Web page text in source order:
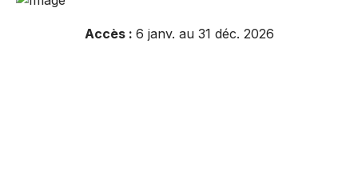
Accès : 6 janv. au 31 déc. 2026